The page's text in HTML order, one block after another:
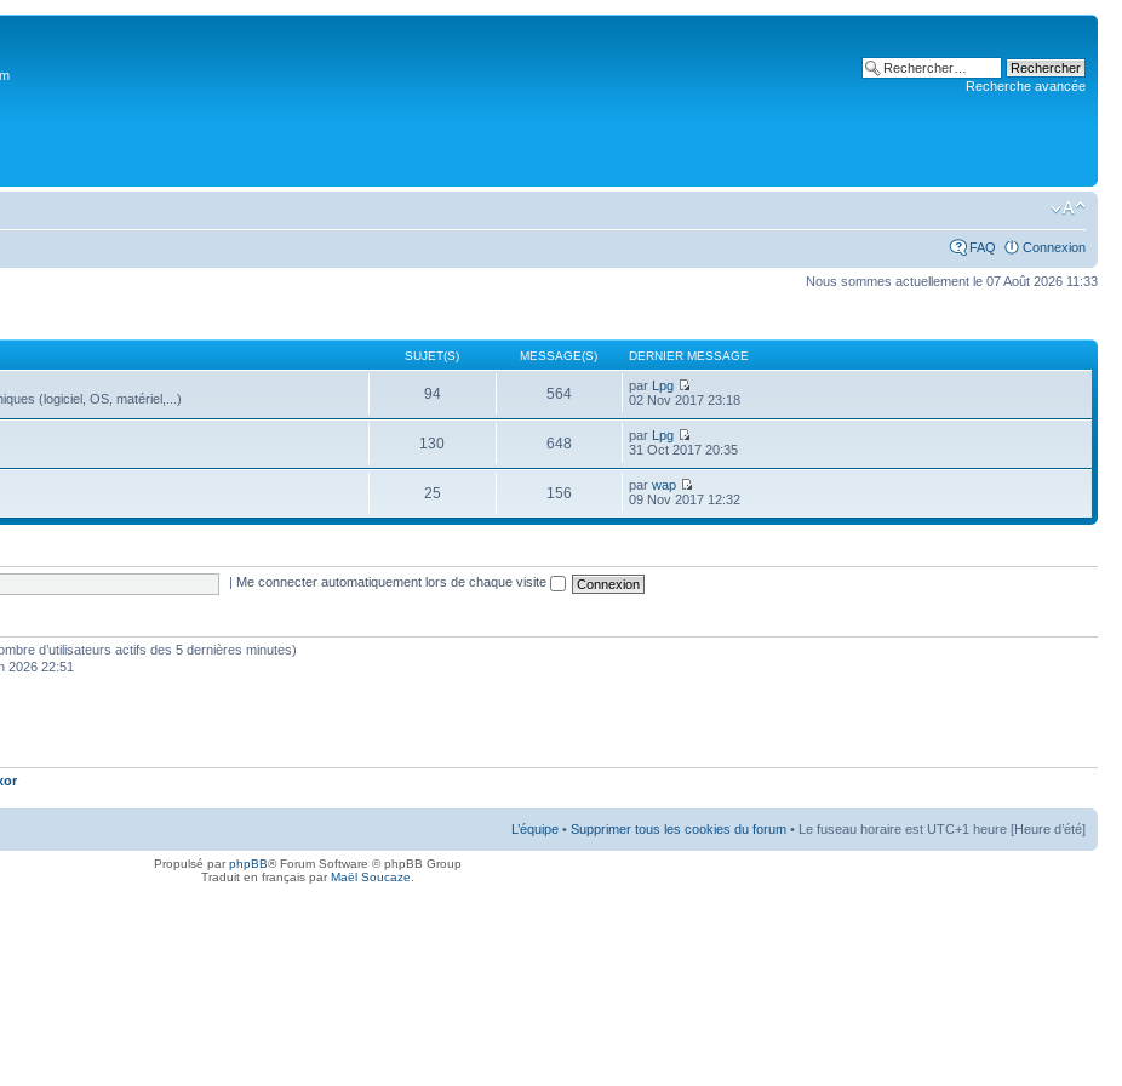
Recherche avancée
FAQ Connexion
Nous sommes actuellement le 07 Août 2026 11:33
SUJET(S) MESSAGE(S) DERNIER MESSAGE
(logiciel, OS, matériel,...) 94 564 par Lpg
02 Nov 2017 23:18
130 648 par Lpg
31 Oct 2017 20:35
25 156 parwap
09 Nov 2017 12:32
Me connecter automatiquement lors de chaque visite
d’utilisateurs actifs des 5 dernières minutes)
2026 22:51
L’équipe • Supprimer tous les cookies du forum • Le fuseau horaire est UTC+1 heure [Heure d’été]
Propulsé parphpBB® Forum Software © phpBB Group
Traduit en français parMaël Soucaze